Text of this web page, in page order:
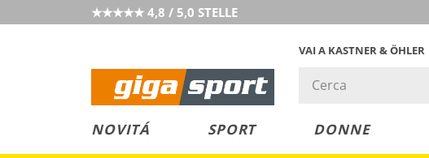
★★★★★ 4,8 / 5,0 STELLE
VAI A KASTNER & ÖHLER
NOVITÁ SPORT DONNE